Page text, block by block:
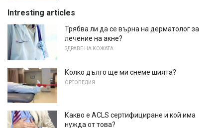
Intresting articles
Трябва ли да се върна на дерматолог за
лечение на акне?
ЗДРАВЕ НА КОЖАТА
Колко дълго ще ми снеме шията?
ОРТОПЕДИЯ
Какво е ACLS сертифициране и кой има
нужда от това?